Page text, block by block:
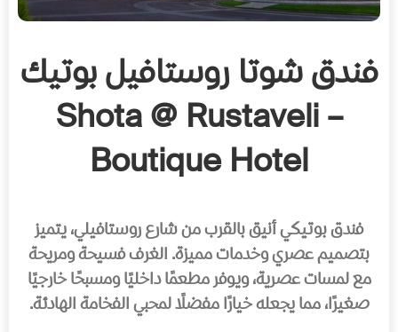
فندق شوتا روستافيل بوتيك
– Shota @ Rustaveli
Boutique Hotel
فندق بوتيكي أنيق بالقرب من شارع روستافيلي، يتميز
بتصميم عصري وخدمات مميزة. الغرف فسيحة ومريحة
مع لمسات عصرية، ويوفر مطعمًا داخليًا ومسبحًا خارجيًا
صغيرًا، مما يجعله خيارًا مفضلًا لمحبي الفخامة الهادئة.